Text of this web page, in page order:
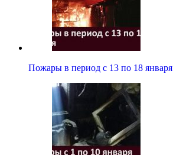
Пожары в период с 13 по 18 января